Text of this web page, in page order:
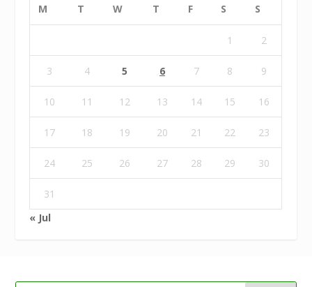
M T W T F S S
1 2
3 4 5 6 7 8 9
10 11 12 13 14 15 16
17 18 19 20 21 22 23
24 25 26 27 28 29 30
31
« Jul